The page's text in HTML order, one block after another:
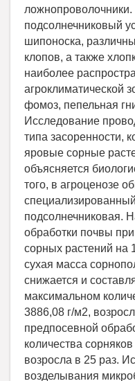
ложнопроволочники.
подсолнечниковый
шипоноска,
клопов, а также
наиболее
агроклиматической
фомоз, пепельная
Исследование
типа засоренности,
яровые сорные
объясняется
того, в агроценозе
подсолнечниковая.
обработки почвы
сорных растений на
сухая масса
снижается и
максимальном
3886,08 г/м2,
предпосевной
количества
возросла в 25 раз.
возделывания